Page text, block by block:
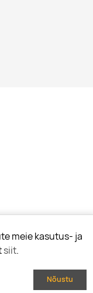
meie kasutus- ja
siit.
Nõustu